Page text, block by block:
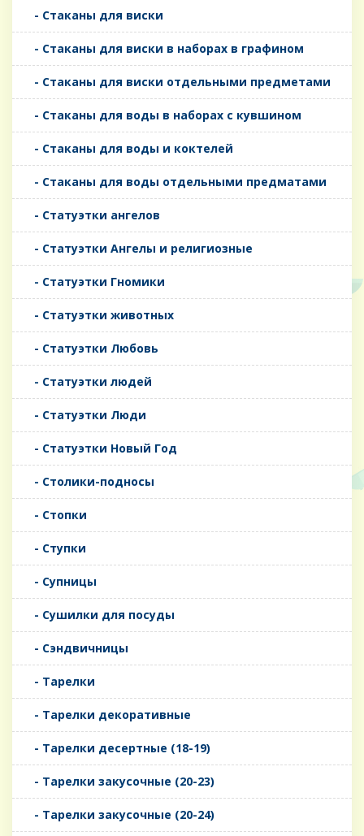
- Стаканы для виски
- Стаканы для виски в наборах в графином
- Стаканы для виски отдельными предметами
- Стаканы для воды в наборах с кувшином
- Стаканы для воды и коктелей
- Стаканы для воды отдельными предматами
- Статуэтки ангелов
- Статуэтки Ангелы и религиозные
- Статуэтки Гномики
- Статуэтки животных
- Статуэтки Любовь
- Статуэтки людей
- Статуэтки Люди
- Статуэтки Новый Год
- Столики-подносы
- Стопки
- Ступки
- Супницы
- Сушилки для посуды
- Сэндвичницы
- Тарелки
- Тарелки декоративные
- Тарелки десертные (18-19)
- Тарелки закусочные (20-23)
- Тарелки закусочные (20-24)